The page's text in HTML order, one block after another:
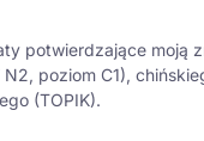
potwierdzające moją
poziom C1),
(TOPIK).